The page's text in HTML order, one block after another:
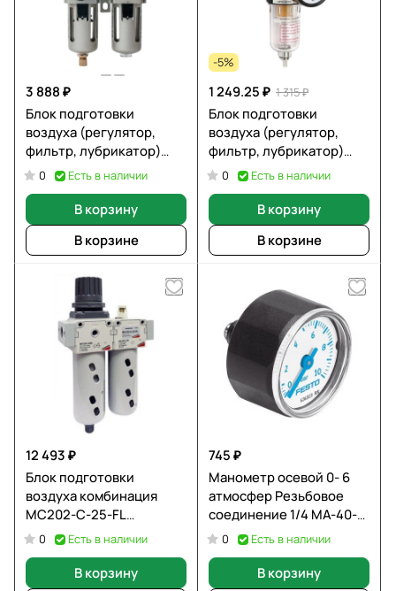
3 888 ₽
Блок подготовки
воздуха (регулятор,
фильтр, лубрикатор)
1700 л/мин 3/8" DMECL
AC3010-3
0 Есть в наличии
В корзину
В корзине
-5%
1 249.25 ₽ 1 315 ₽
Блок подготовки
воздуха (регулятор,
фильтр, лубрикатор)
2000 л/мин 1/4" DMECL
AFR2002-2
0 Есть в наличии
В корзину
В корзине
12 493 ₽
Блок подготовки
воздуха комбинация
MC202-C-25-FL
CAMOZZI
0 Есть в наличии
В корзину
745 ₽
Манометр осевой 0- 6
атмосфер Резьбовое
соединение 1/4 MA-40-
6-R1/4-EN FESTO
0 Есть в наличии
В корзину